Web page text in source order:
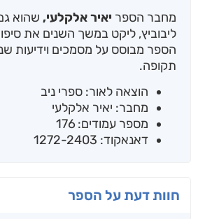
מחבר הספר יאיר אלקלעי, שהוא
ליבוביץ, ליקט במשך השנים את
הספר מבוסס על מסמכים וידיעות
תקופה.
הוצאה לאור: ספרי ניב
מחבר: יאיר אלקלעי
מספר עמודים: 176
דאנאקוד: 1272-2403
חוות דעת על הספר